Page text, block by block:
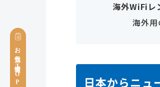
海外WiFiレ
海外
日本からニュ
お役立ち情報TOP